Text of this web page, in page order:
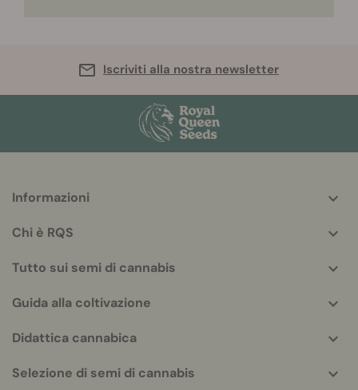
Iscriviti alla nostra newsletter
info
Informazioni
Chi è RQS
Tutto sui semi di cannabis
Guida alla coltivazione
Didattica cannabica
Selezione di semi di cannabis